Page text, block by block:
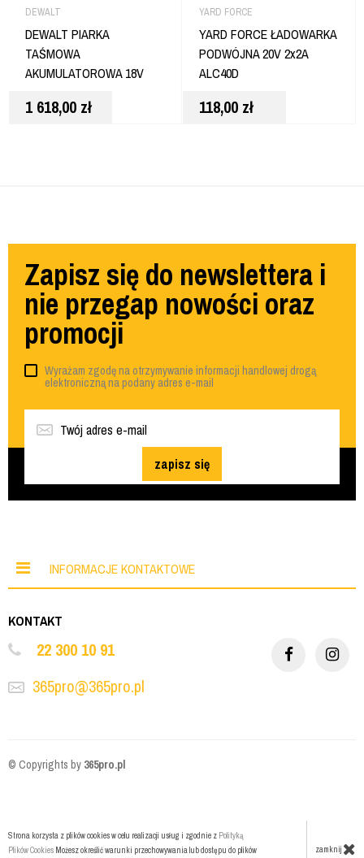
DEWALT
DEWALT PIARKA
TAŚMOWA
AKUMULATOROWA 18V
1 618,00 zł
YARD FORCE
YARD FORCE ŁADOWARKA
PODWÓJNA 20V 2x2A
ALC40D
118,00 zł
Zapisz się do newslettera i
nie przegap nowości oraz
promocji
Wyrażam zgodę na otrzymywanie informacji handlowej drogą
elektroniczną na podany adres e-mail
zapisz się
INFORMACJE KONTAKTOWE
KONTAKT
22 300 10 91
365pro@365pro.pl
© Copyrights by 365pro.pl
Strona korzysta z plików cookies w celu realizacji usług i zgodnie z Polityką
Plików Cookies Możesz określić warunki przechowywania lub dostępu do plików zamknij